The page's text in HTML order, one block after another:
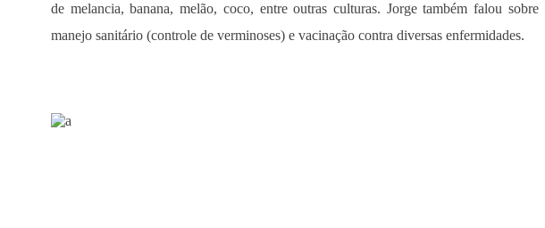
de melancia, banana, melão, coco, entre outras culturas. Jorge também falou
manejo sanitário (controle de verminoses) e vacinação contra diversas enfermidades.